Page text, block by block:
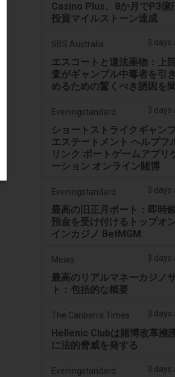
Casino Plus、8か月でP3億
投資マイルストーン達成
SBS Australia 3 days
エスコートと違法薬物：上
査がギャンブル中毒者を引
めるための驚くべき誘因を
Eveningstandard 3 days
ショートストライクギャン
エステートメント ヘルプフ
リンク ポートゲームアプリ
ーション オンライン賭博
Eveningstandard 3 days
最高の旧正月ポート：即時
預金を受け付けるトップオ
インカジノ BetMGM
Mews 3 days
最高のリアルマネーカジノ
ト：包括的な概要
The Canberra Times 3 days
Hellenic Clubは賭博改革擁
に法的脅威を発する
Eveningstandard 3 days